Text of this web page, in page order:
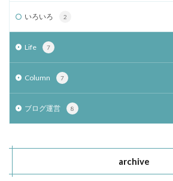
いろいろ 2
Life 7
Column 7
ブログ運営 8
archive